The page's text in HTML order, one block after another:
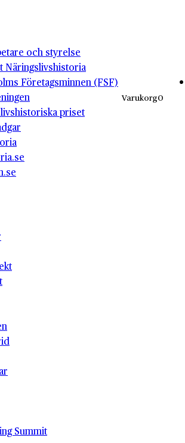
och styrelse
Näringslivshistoria
Företagsminnen (FSF)
priset
Varukorg0
Summit